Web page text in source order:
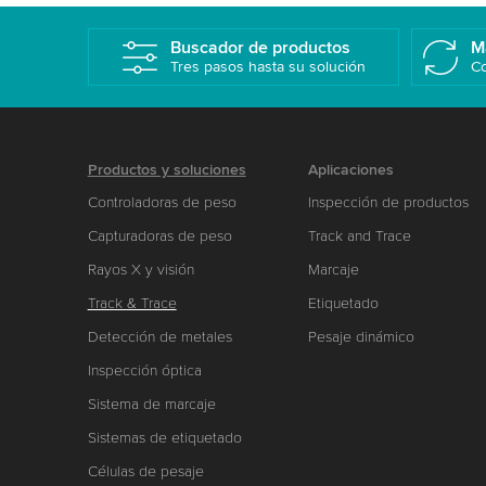
Buscador de productos
Tres pasos hasta su solución
Productos y soluciones
Controladoras de peso
Capturadoras de peso
Rayos X y visión
Track & Trace
Detección de metales
Inspección óptica
Sistema de marcaje
Sistemas de etiquetado
Células de pesaje
Aplicaciones
Inspección de productos
Track and Trace
Marcaje
Etiquetado
Pesaje dinámico